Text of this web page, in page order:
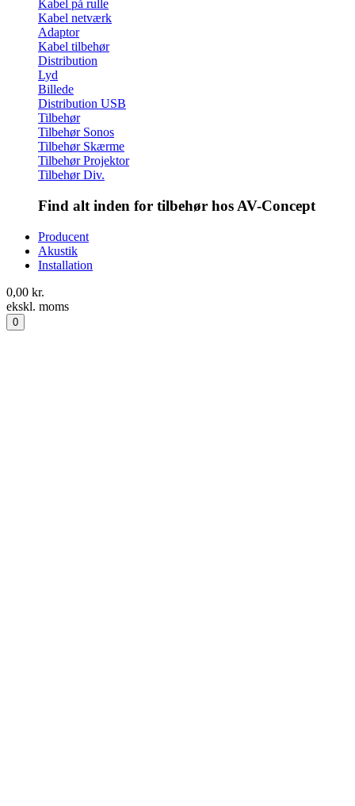
Kabel på rulle
Kabel netværk
Adaptor
Kabel tilbehør
Distribution
Lyd
Billede
Distribution USB
Tilbehør
Tilbehør Sonos
Tilbehør Skærme
Tilbehør Projektor
Tilbehør Div.
Find alt inden for tilbehør hos AV-Concept
Producent
Akustik
Installation
0,00 kr.
ekskl. moms
0